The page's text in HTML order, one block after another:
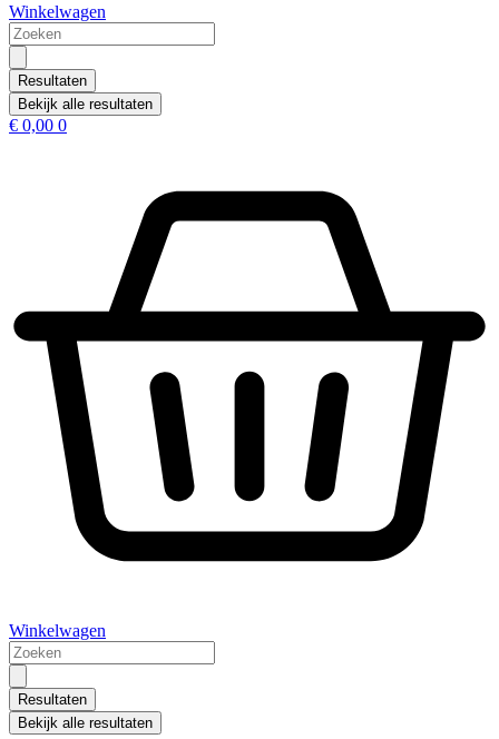
Winkelwagen
Search
...
Resultaten
Bekijk alle resultaten
€ 0,00 0
Winkelwagen
Search
...
Resultaten
Bekijk alle resultaten